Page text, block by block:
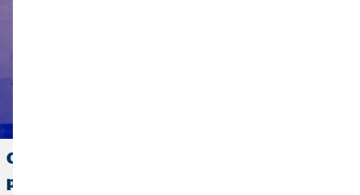
OVB España, reconocida por AXA con el
premio a la Mejor Gestión de Vida